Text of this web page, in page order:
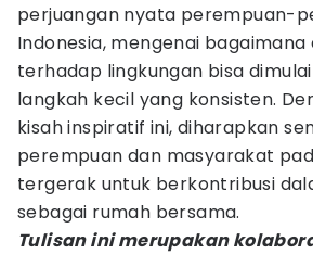
perjuangan nyata perempuan-
Indonesia, mengenai
terhadap lingkungan bisa
langkah kecil yang konsisten.
kisah inspiratif ini, diharapkan
perempuan dan masyarakat
tergerak untuk berkontribusi
sebagai rumah bersama.
Tulisan ini merupakan